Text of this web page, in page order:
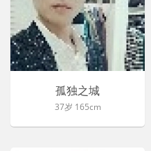
孤独之城
37岁 165cm